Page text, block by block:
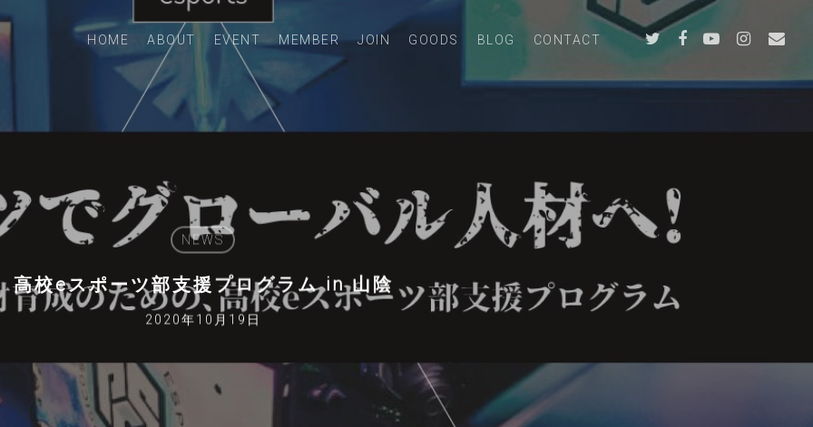
HOME ABOUT EVENT MEMBER JOIN GOODS BLOG CONTACT
NEWS
高校eスポーツ部支援プログラム in 山陰
2020年10月19日